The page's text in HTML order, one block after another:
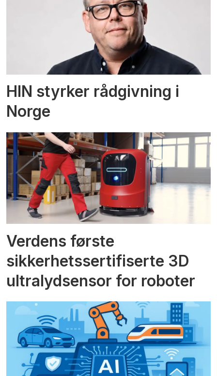
HIN styrker rådgivning i
Norge
Verdens første
sikkerhetssertifiserte 3D
ultralydsensor for roboter